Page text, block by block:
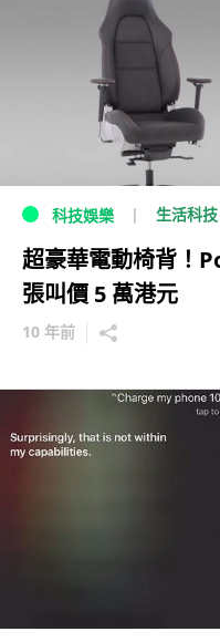
科技娛樂 生活科技
超豪華電動椅背！
張叫價 5 萬港元
10 年前